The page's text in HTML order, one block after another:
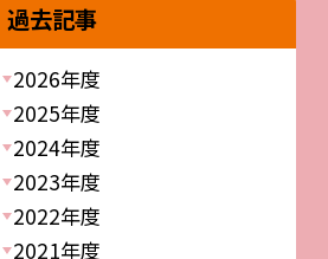
過去記事
2026年度
2025年度
2024年度
2023年度
2022年度
2021年度